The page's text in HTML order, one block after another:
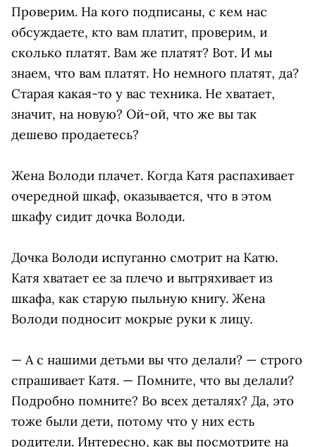
Проверим. На кого подписаны, с кем нас
обсуждаете, кто вам платит, проверим, и
сколько платят. Вам же платят? Вот. И мы
знаем, что вам платят. Но немного платят, да?
Старая какая-то у вас техника. Не хватает,
значит, на новую? Ой-ой, что же вы так
дешево продаетесь?
Жена Володи плачет. Когда Катя распахивает
очередной шкаф, оказывается, что в этом
шкафу сидит дочка Володи.
Дочка Володи испуганно смотрит на Катю.
Катя хватает ее за плечо и вытряхивает из
шкафа, как старую пыльную книгу. Жена
Володи подносит мокрые руки к лицу.
— А с нашими детьми вы что делали? — строго
спрашивает Катя. — Помните, что вы делали?
Подробно помните? Во всех деталях? Да, это
тоже были дети, потому что у них есть
родители. Интересно, как вы посмотрите на